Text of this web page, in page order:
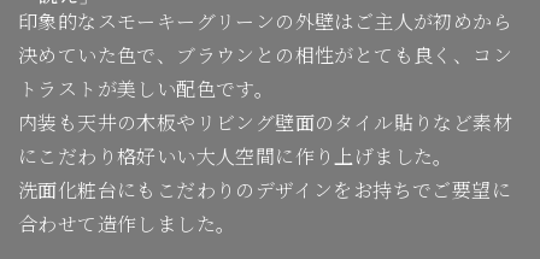
印象的なスモーキーグリーンの外壁はご主人が初めから
決めていた色で、ブラウンとの相性がとても良く、コン
トラストが美しい配色です。
内装も天井の木板やリビング壁面のタイル貼りなど素材
にこだわり格好いい大人空間に作り上げました。
洗面化粧台にもこだわりのデザインをお持ちでご要望に
合わせて造作しました。